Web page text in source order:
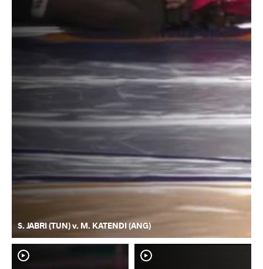
S. JABRI (TUN) v. M. KATENDI (ANG)